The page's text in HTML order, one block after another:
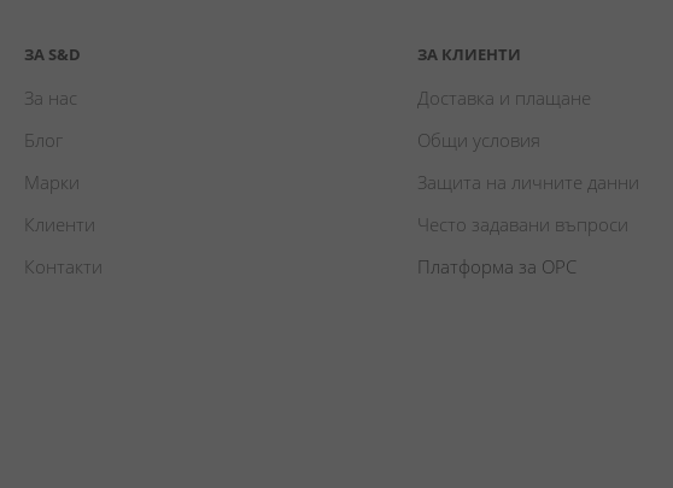
ЗА S&D
За нас
Блог
Марки
Клиенти
Контакти
ЗА КЛИЕНТИ
Доставка и плащане
Общи условия
Защита на личните данни
Често задавани въпроси
Платформа за ОРС